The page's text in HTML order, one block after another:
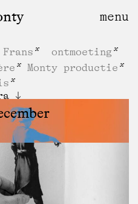
Frans
ontmoeting
Monty productie